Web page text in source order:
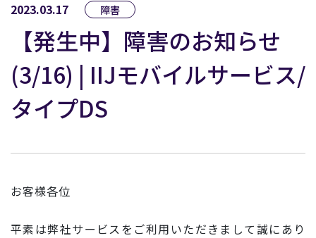
2023.03.17 障害
【発生中】障害のお知らせ
(3/16) | IIJモバイルサービス/
タイプDS
お客様各位
平素は弊社サービスをご利用いただきまして誠にあり